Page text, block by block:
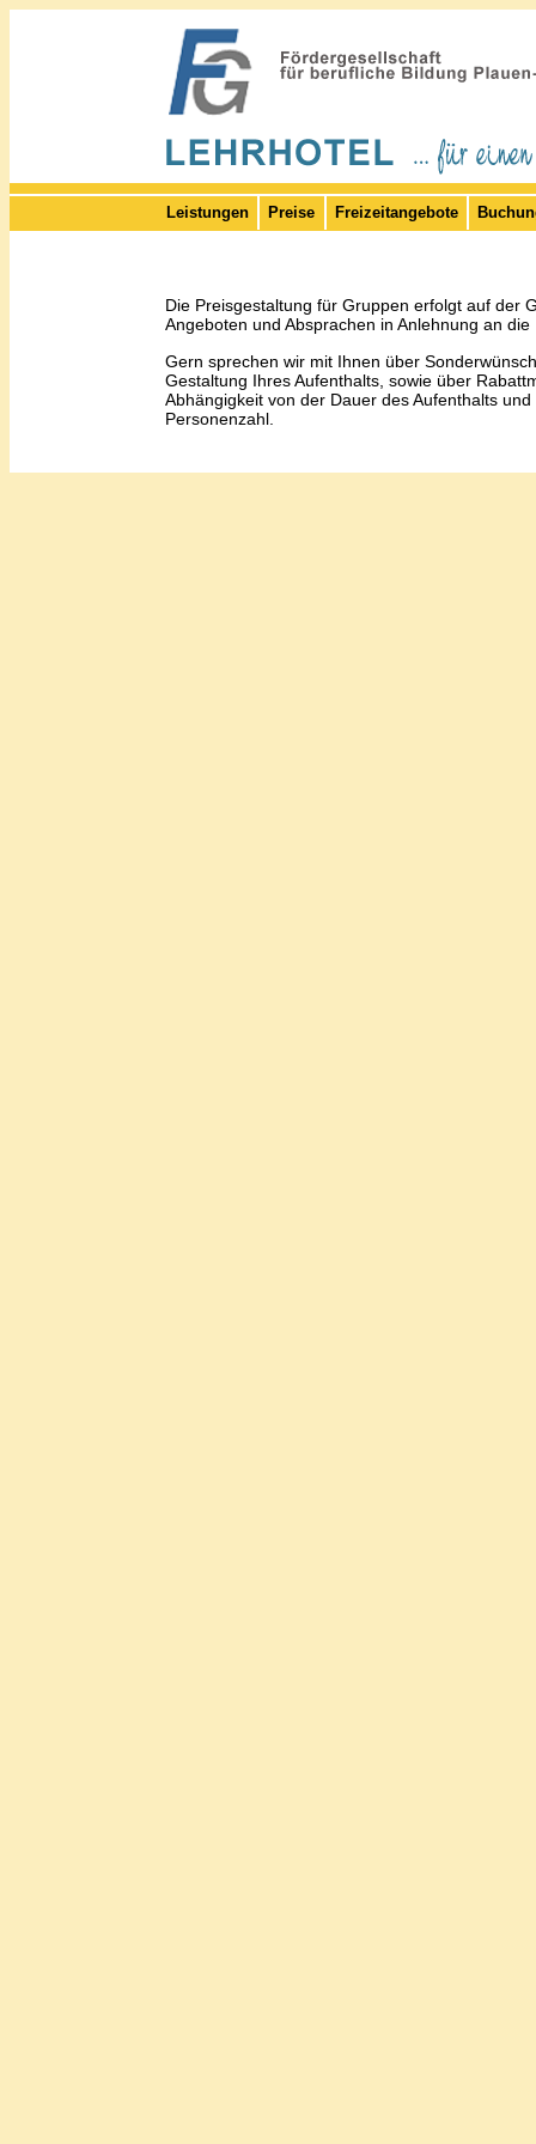
Leistungen Preise Freizeitangebote
Die Preisgestaltung für Gruppen erfolgt auf der
Angeboten und Absprachen in Anlehnung an die
Gern sprechen wir mit Ihnen über
Gestaltung Ihres Aufenthalts, sowie über
Abhängigkeit von der Dauer des Aufenthalts und
Personenzahl.